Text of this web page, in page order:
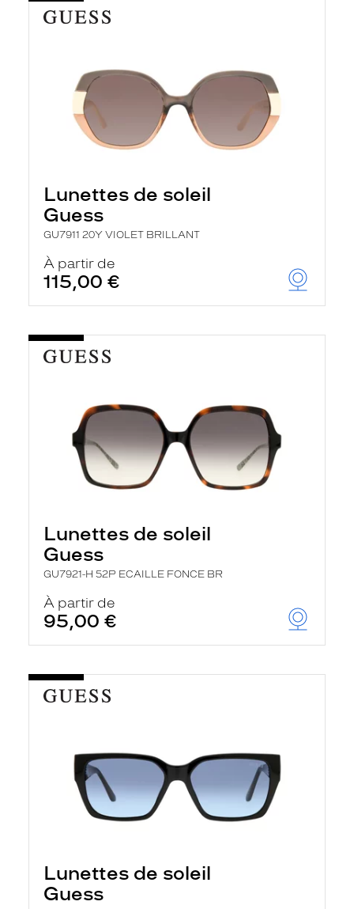
Lunettes de soleil
Guess
GU7911 20Y VIOLET BRILLANT
À partir de
115,00 €
Lunettes de soleil
Guess
GU7921-H 52P ECAILLE FONCE BR
À partir de
95,00 €
Lunettes de soleil
Guess